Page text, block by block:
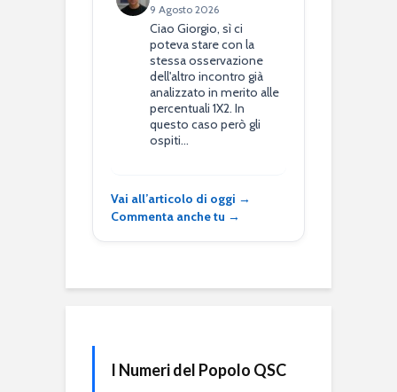
9 Agosto 2026
Ciao Giorgio, sì ci
poteva stare con la
stessa osservazione
dell'altro incontro già
analizzato in merito alle
percentuali 1X2. In
questo caso però gli
ospiti…
Vai all’articolo di oggi →
Commenta anche tu →
I Numeri del Popolo QSC